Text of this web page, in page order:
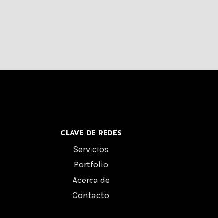
CLAVE DE REDES
Servicios
Portfolio
Acerca de
Contacto